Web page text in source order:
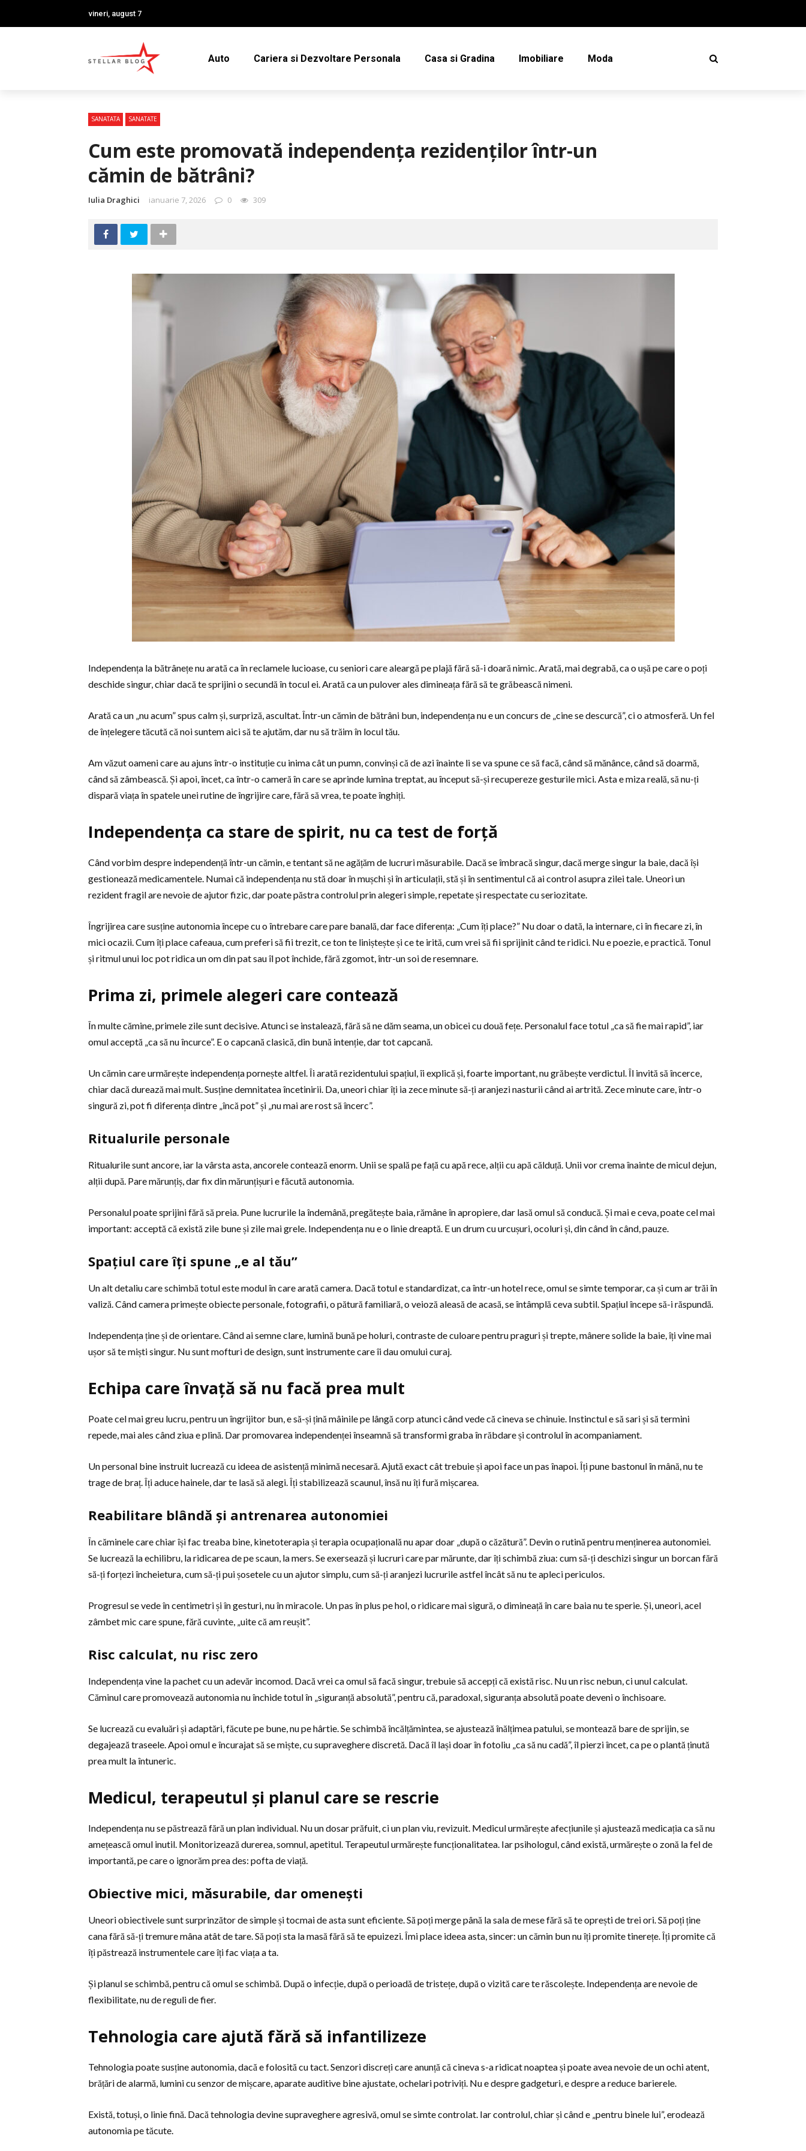
vineri, august 7
Auto Cariera si Dezvoltare Personala Casa si Gradina Imobiliare Moda
SANATATA SANATATE
Cum este promovată independența rezidenților într-un
cămin de bătrâni?
Iulia Draghici ianuarie 7, 2026 0 309
Independența la bătrânețe nu arată ca în reclamele lucioase, cu seniori care aleargă pe plajă fără să-i doară nimic. Arată, mai degrabă, ca o ușă pe care o poți
deschide singur, chiar dacă te sprijini o secundă în tocul ei. Arată ca un pulover ales dimineața fără să te grăbească nimeni.
Arată ca un „nu acum” spus calm și, surpriză, ascultat. Într-un cămin de bătrâni bun, independența nu e un concurs de „cine se descurcă”, ci o atmosferă. Un fel
de înțelegere tăcută că noi suntem aici să te ajutăm, dar nu să trăim în locul tău.
Am văzut oameni care au ajuns într-o instituție cu inima cât un pumn, convinși că de azi înainte li se va spune ce să facă, când să mănânce, când să doarmă,
când să zâmbească. Și apoi, încet, ca într-o cameră în care se aprinde lumina treptat, au început să-și recupereze gesturile mici. Asta e miza reală, să nu-ți
dispară viața în spatele unei rutine de îngrijire care, fără să vrea, te poate înghiți.
Independența ca stare de spirit, nu ca test de forță
Când vorbim despre independență într-un cămin, e tentant să ne agățăm de lucruri măsurabile. Dacă se îmbracă singur, dacă merge singur la baie, dacă își
gestionează medicamentele. Numai că independența nu stă doar în mușchi și în articulații, stă și în sentimentul că ai control asupra zilei tale. Uneori un
rezident fragil are nevoie de ajutor fizic, dar poate păstra controlul prin alegeri simple, repetate și respectate cu seriozitate.
Îngrijirea care susține autonomia începe cu o întrebare care pare banală, dar face diferența: „Cum îți place?” Nu doar o dată, la internare, ci în fiecare zi, în
mici ocazii. Cum îți place cafeaua, cum preferi să fii trezit, ce ton te liniștește și ce te irită, cum vrei să fii sprijinit când te ridici. Nu e poezie, e practică. Tonul
și ritmul unui loc pot ridica un om din pat sau îl pot închide, fără zgomot, într-un soi de resemnare.
Prima zi, primele alegeri care contează
În multe cămine, primele zile sunt decisive. Atunci se instalează, fără să ne dăm seama, un obicei cu două fețe. Personalul face totul „ca să fie mai rapid”, iar
omul acceptă „ca să nu încurce”. E o capcană clasică, din bună intenție, dar tot capcană.
Un cămin care urmărește independența pornește altfel. Îi arată rezidentului spațiul, îi explică și, foarte important, nu grăbește verdictul. Îl invită să încerce,
chiar dacă durează mai mult. Susține demnitatea încetinirii. Da, uneori chiar îți ia zece minute să-ți aranjezi nasturii când ai artrită. Zece minute care, într-o
singură zi, pot fi diferența dintre „încă pot” și „nu mai are rost să încerc”.
Ritualurile personale
Ritualurile sunt ancore, iar la vârsta asta, ancorele contează enorm. Unii se spală pe față cu apă rece, alții cu apă călduță. Unii vor crema înainte de micul dejun,
alții după. Pare mărunțiș, dar fix din mărunțișuri e făcută autonomia.
Personalul poate sprijini fără să preia. Pune lucrurile la îndemână, pregătește baia, rămâne în apropiere, dar lasă omul să conducă. Și mai e ceva, poate cel mai
important: acceptă că există zile bune și zile mai grele. Independența nu e o linie dreaptă. E un drum cu urcușuri, ocoluri și, din când în când, pauze.
Spațiul care îți spune „e al tău”
Un alt detaliu care schimbă totul este modul în care arată camera. Dacă totul e standardizat, ca într-un hotel rece, omul se simte temporar, ca și cum ar trăi în
valiză. Când camera primește obiecte personale, fotografii, o pătură familiară, o veioză aleasă de acasă, se întâmplă ceva subtil. Spațiul începe să-i răspundă.
Independența ține și de orientare. Când ai semne clare, lumină bună pe holuri, contraste de culoare pentru praguri și trepte, mânere solide la baie, îți vine mai
ușor să te miști singur. Nu sunt mofturi de design, sunt instrumente care îi dau omului curaj.
Echipa care învață să nu facă prea mult
Poate cel mai greu lucru, pentru un îngrijitor bun, e să-și țină mâinile pe lângă corp atunci când vede că cineva se chinuie. Instinctul e să sari și să termini
repede, mai ales când ziua e plină. Dar promovarea independenței înseamnă să transformi graba în răbdare și controlul în acompaniament.
Un personal bine instruit lucrează cu ideea de asistență minimă necesară. Ajută exact cât trebuie și apoi face un pas înapoi. Îți pune bastonul în mână, nu te
trage de braț. Îți aduce hainele, dar te lasă să alegi. Îți stabilizează scaunul, însă nu îți fură mișcarea.
Reabilitare blândă și antrenarea autonomiei
În căminele care chiar își fac treaba bine, kinetoterapia și terapia ocupațională nu apar doar „după o căzătură”. Devin o rutină pentru menținerea autonomiei.
Se lucrează la echilibru, la ridicarea de pe scaun, la mers. Se exersează și lucruri care par mărunte, dar îți schimbă ziua: cum să-ți deschizi singur un borcan fără
să-ți forțezi încheietura, cum să-ți pui șosetele cu un ajutor simplu, cum să-ți aranjezi lucrurile astfel încât să nu te apleci periculos.
Progresul se vede în centimetri și în gesturi, nu în miracole. Un pas în plus pe hol, o ridicare mai sigură, o dimineață în care baia nu te sperie. Și, uneori, acel
zâmbet mic care spune, fără cuvinte, „uite că am reușit”.
Risc calculat, nu risc zero
Independența vine la pachet cu un adevăr incomod. Dacă vrei ca omul să facă singur, trebuie să accepți că există risc. Nu un risc nebun, ci unul calculat.
Căminul care promovează autonomia nu închide totul în „siguranță absolută”, pentru că, paradoxal, siguranța absolută poate deveni o închisoare.
Se lucrează cu evaluări și adaptări, făcute pe bune, nu pe hârtie. Se schimbă încălțămintea, se ajustează înălțimea patului, se montează bare de sprijin, se
degajează traseele. Apoi omul e încurajat să se miște, cu supraveghere discretă. Dacă îl lași doar în fotoliu „ca să nu cadă”, îl pierzi încet, ca pe o plantă ținută
prea mult la întuneric.
Medicul, terapeutul și planul care se rescrie
Independența nu se păstrează fără un plan individual. Nu un dosar prăfuit, ci un plan viu, revizuit. Medicul urmărește afecțiunile și ajustează medicația ca să nu
amețească omul inutil. Monitorizează durerea, somnul, apetitul. Terapeutul urmărește funcționalitatea. Iar psihologul, când există, urmărește o zonă la fel de
importantă, pe care o ignorăm prea des: pofta de viață.
Obiective mici, măsurabile, dar omenești
Uneori obiectivele sunt surprinzător de simple și tocmai de asta sunt eficiente. Să poți merge până la sala de mese fără să te oprești de trei ori. Să poți ține
cana fără să-ți tremure mâna atât de tare. Să poți sta la masă fără să te epuizezi. Îmi place ideea asta, sincer: un cămin bun nu îți promite tinerețe. Îți promite că
îți păstrează instrumentele care îți fac viața a ta.
Și planul se schimbă, pentru că omul se schimbă. După o infecție, după o perioadă de tristețe, după o vizită care te răscolește. Independența are nevoie de
flexibilitate, nu de reguli de fier.
Tehnologia care ajută fără să infantilizeze
Tehnologia poate susține autonomia, dacă e folosită cu tact. Senzori discreți care anunță că cineva s-a ridicat noaptea și poate avea nevoie de un ochi atent,
brățări de alarmă, lumini cu senzor de mișcare, aparate auditive bine ajustate, ochelari potriviți. Nu e despre gadgeturi, e despre a reduce barierele.
Există, totuși, o linie fină. Dacă tehnologia devine supraveghere agresivă, omul se simte controlat. Iar controlul, chiar și când e „pentru binele lui”, erodează
autonomia pe tăcute.